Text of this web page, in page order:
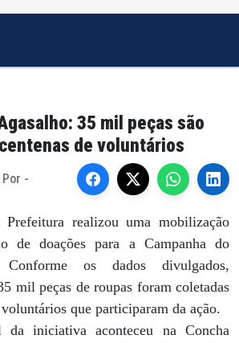
35 mil peças são
de voluntários
Por -
realizou uma mobilização
de doações para a Campanha do
os dados divulgados,
mil peças de roupas foram coletadas
que participaram da ação.
iniciativa aconteceu na Concha